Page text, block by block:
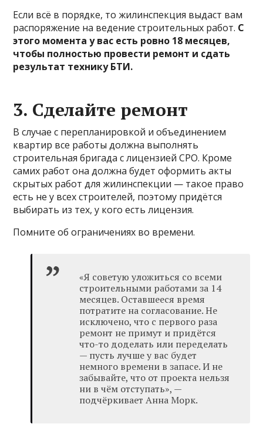
Если всё в порядке, то жилинспекция выдаст вам
распоряжение на ведение строительных работ. С
этого момента у вас есть ровно 18 месяцев,
чтобы полностью провести ремонт и сдать
результат технику БТИ.
3. Сделайте ремонт
В случае с перепланировкой и объединением
квартир все работы должна выполнять
строительная бригада с лицензией СРО. Кроме
самих работ она должна будет оформить акты
скрытых работ для жилинспекции — такое право
есть не у всех строителей, поэтому придётся
выбирать из тех, у кого есть лицензия.
Помните об ограничениях во времени.
«Я советую уложиться со всеми
строительными работами за 14
месяцев. Оставшееся время
потратите на согласование. Не
исключено, что с первого раза
ремонт не примут и придётся
что-то доделать или переделать
— пусть лучше у вас будет
немного времени в запасе. И не
забывайте, что от проекта нельзя
ни в чём отступать», —
подчёркивает Анна Морк.